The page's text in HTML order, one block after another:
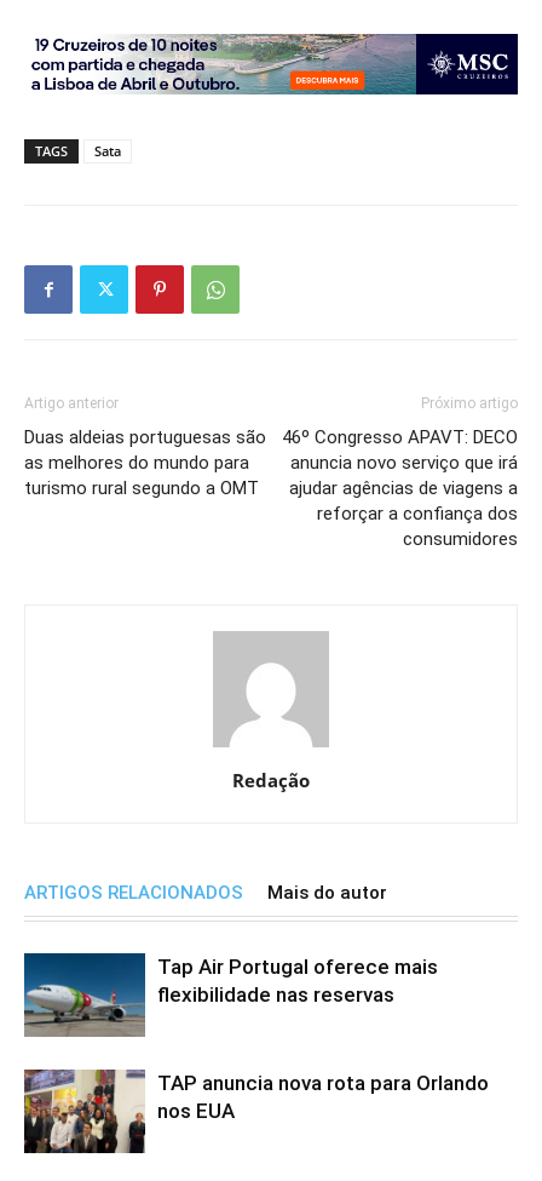
TAGS Sata
Artigo anterior
Duas aldeias portuguesas são
as melhores do mundo para
turismo rural segundo a OMT
Próximo artigo
46º Congresso APAVT: DECO
anuncia novo serviço que irá
ajudar agências de viagens a
reforçar a confiança dos
consumidores
Redação
ARTIGOS RELACIONADOS Mais do autor
Tap Air Portugal oferece mais
flexibilidade nas reservas
TAP anuncia nova rota para Orlando
nos EUA